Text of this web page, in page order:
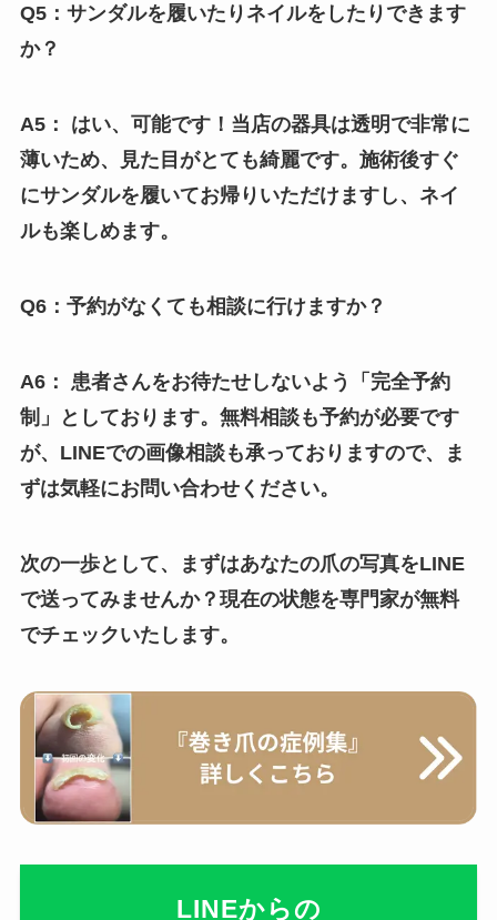
Q5：サンダルを履いたりネイルをしたりできます
か？
A5： はい、可能です！当店の器具は透明で非常に
薄いため、見た目がとても綺麗です。施術後すぐ
にサンダルを履いてお帰りいただけますし、ネイ
ルも楽しめます。
Q6：予約がなくても相談に行けますか？
A6： 患者さんをお待たせしないよう「完全予約
制」としております。無料相談も予約が必要です
が、LINEでの画像相談も承っておりますので、ま
ずは気軽にお問い合わせください。
次の一歩として、まずはあなたの爪の写真をLINE
で送ってみませんか？現在の状態を専門家が無料
でチェックいたします。
LINEからの